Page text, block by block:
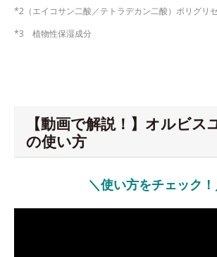
*2（エイコサン二酸／テトラデカン二酸）ポリグリ
*3 植物性保湿成分
【動画で解説！】オルビス
の使い方
＼使い方をチェック！